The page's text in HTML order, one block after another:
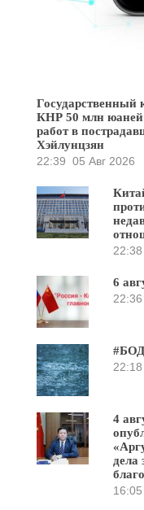
Государственный
КНР 50 млн юаней
работ в
Хэйлунцзян
22:39 05 Авг 2026
22:38
6
22:36
22:18
4
дела
16:05